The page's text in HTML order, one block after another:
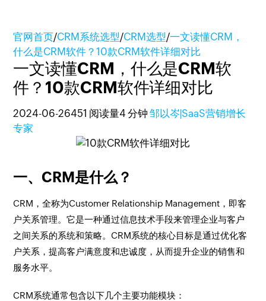
官网首页/CRM系统选型/CRM选型/一文读懂CRM，
什么是CRM软件？10款CRM软件详细对比
一文读懂CRM，什么是CRM软
件？10款CRM软件详细对比
2024-06-26451 阅读量4 分钟 邹以岑|SaaS营销增长
专家
一、CRM是什么？
CRM，全称为Customer Relationship Management，即客
户关系管理。它是一种通过信息技术手段来管理企业与客户
之间关系的系统和策略。CRM系统的核心目标是通过优化客
户关系，提高客户满意度和忠诚度，从而提升企业的销售和
服务水平。
CRM系统通常包含以下几个主要功能模块：